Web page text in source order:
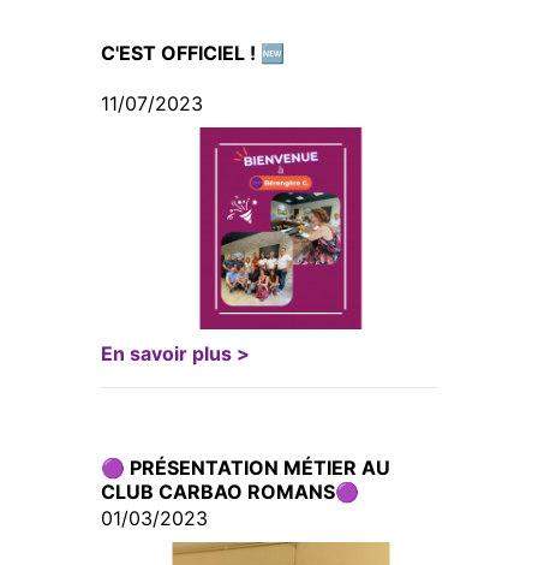
C'EST OFFICIEL ! 🆕
11/07/2023
En savoir plus >
🟣 PRÉSENTATION MÉTIER AU
CLUB CARBAO ROMANS🟣
01/03/2023